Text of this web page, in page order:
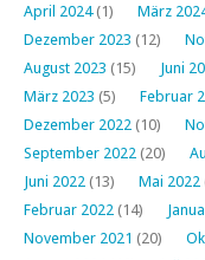
April 2024(1) März
Dezember 2023 (12)
August 2023 (15) Juni
März 2023 (5) Februar
Dezember 2022 (10)
September 2022 (20)
Juni 2022 (13) Mai 2022
Februar 2022 (14)
November 2021 (20)